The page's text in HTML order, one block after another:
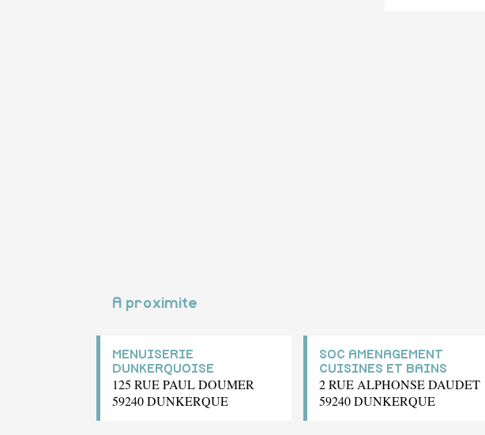
A proximite
MENUISERIE
DUNKERQUOISE
125 RUE PAUL DOUMER
59240 DUNKERQUE
SOC AMENAGEMENT
CUISINES ET BAINS
2 RUE ALPHONSE DAUDET
59240 DUNKERQUE